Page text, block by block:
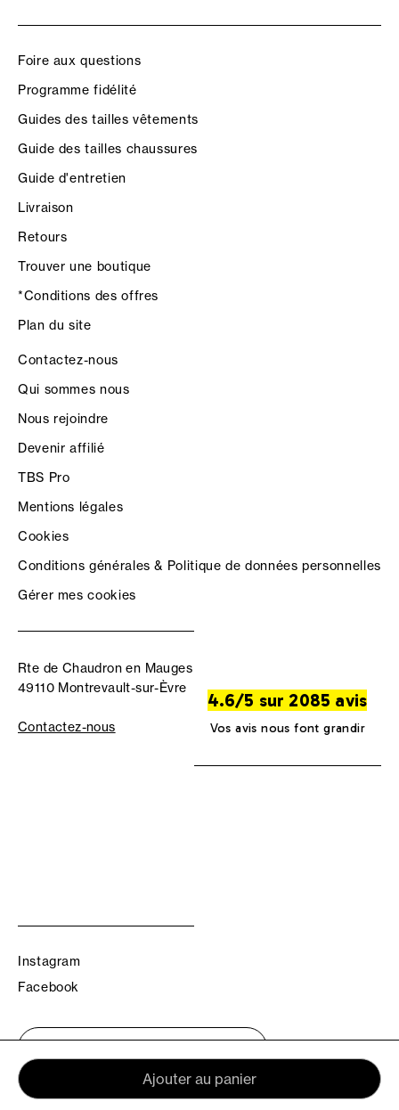
Ajouter au panier
Foire aux questions
Programme fidélité
Guides des tailles vêtements
Guide des tailles chaussures
Guide d'entretien
Livraison
Retours
Trouver une boutique
*Conditions des offres
Plan du site
Contactez-nous
Qui sommes nous
Nous rejoindre
Devenir affilié
TBS Pro
Mentions légales
Cookies
Conditions générales & Politique de données personnelles
Gérer mes cookies
Rte de Chaudron en Mauges
49110 Montrevault-sur-Èvre
Contactez-nous
4.6/5 sur 2085 avis
Vos avis nous font grandir
Instagram
Facebook